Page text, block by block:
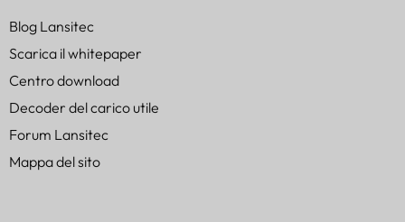
Blog Lansitec
Scarica il whitepaper
Centro download
Decoder del carico utile
Forum Lansitec
Mappa del sito